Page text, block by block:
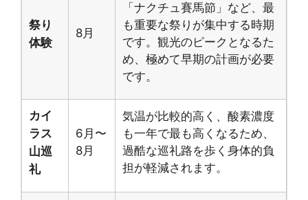
祭り
体験
8月
「ナクチュ賽馬節」など、最
も重要な祭りが集中する時期
です。観光のピークとなるた
め、極めて早期の計画が必要
です。
カイ
ラス
山巡
礼
6月〜
8月
気温が比較的高く、酸素濃度
も一年で最も高くなるため、
過酷な巡礼路を歩く身体的負
担が軽減されます。